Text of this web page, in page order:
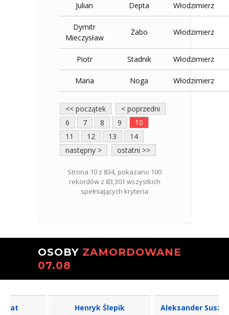
Julian Depta Włodzimierz
Dymitr
Mieczysław
Żabo Włodzimierz
Piotr Stadnik Włodzimierz
Maria Noga Włodzimierz
<< początek
< poprzedni
6
7 8 9
10
11
12 13
14
następny >
ostatni >>
Strona 10 z 834, pokazano 100
rekordów z 83,301 wszystkich
spełniających kryteria
OSOBY ZAMORDOWANE
07.08
Henryk Ślepik
Aleksander Suszczyński